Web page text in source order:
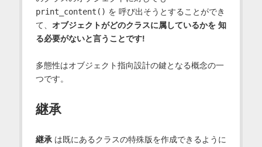
print_content() を 呼び出そうとすることができ
て、 オブジェクトがどのクラスに属しているかを 知
る必要がないと言うことです!
多態性はオブジェクト指向設計の鍵となる概念の一
つです。
継承
継承は既にあるクラスの特殊版を作成できるように